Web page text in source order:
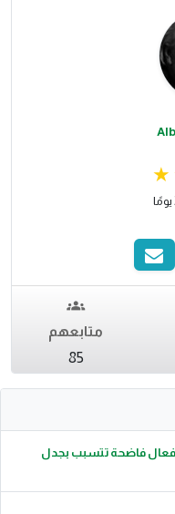
متابعهم
85
فاضحة تتسبب بجدل